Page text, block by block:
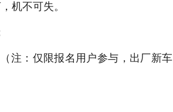
机不可失。
注：仅限报名用户参与，出厂新车